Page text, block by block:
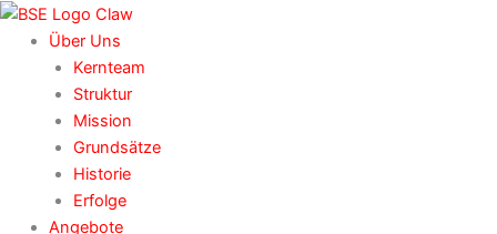
Zum
Inhalt
springen
Über Uns
Kernteam
Struktur
Mission
Grundsätze
Historie
Erfolge
Angebote